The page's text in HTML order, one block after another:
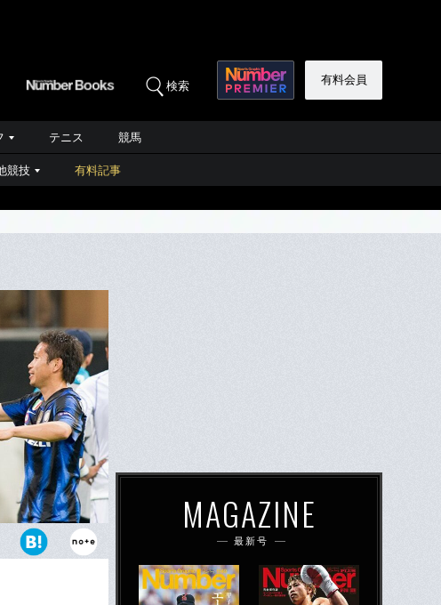
検索 有料会員
テニス 競馬
競技 有料記事
も、この時2人の
MAGAZINE
最新号